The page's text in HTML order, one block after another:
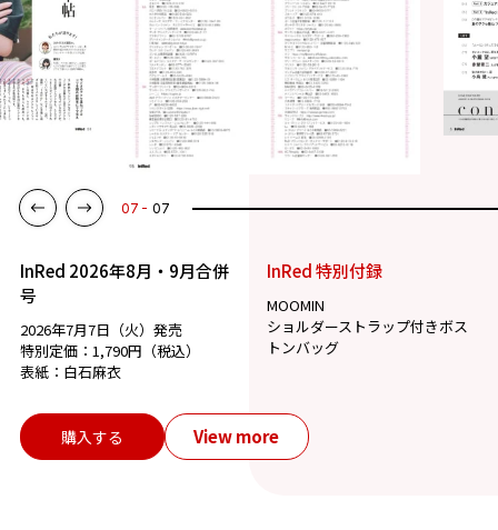
07 07
InRed 2026年8月・9月合併
号
2026年7月7日（火）発売
特別定価：1,790円（税込）
表紙：白石麻衣
InRed 特別付録
MOOMIN
ショルダーストラップ付きボス
トンバッグ
購入する View more